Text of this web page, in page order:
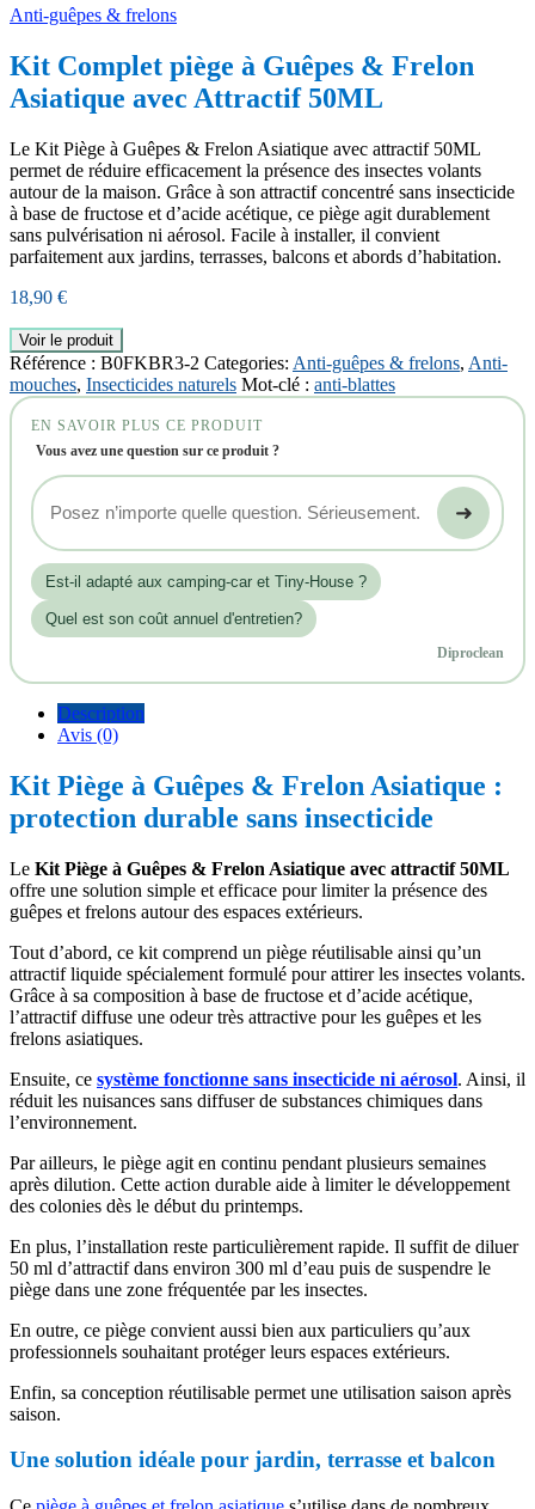
Anti-guêpes & frelons
Kit Complet piège à Guêpes & Frelon
Asiatique avec Attractif 50ML
Le Kit Piège à Guêpes & Frelon Asiatique avec attractif 50ML
permet de réduire efficacement la présence des insectes volants
autour de la maison. Grâce à son attractif concentré sans insecticide
à base de fructose et d’acide acétique, ce piège agit durablement
sans pulvérisation ni aérosol. Facile à installer, il convient
parfaitement aux jardins, terrasses, balcons et abords d’habitation.
18,90 €
Voir le produit
Référence : B0FKBR3-2 Categories: Anti-guêpes & frelons, Anti-
mouches, Insecticides naturels Mot-clé : anti-blattes
EN SAVOIR PLUS CE PRODUIT
Vous avez une question sur ce produit ?
➜
Est‑il adapté aux camping-car et Tiny-House ?
Quel est son coût annuel d'entretien?
Diproclean
Description
Avis (0)
Kit Piège à Guêpes & Frelon Asiatique :
protection durable sans insecticide
Le Kit Piège à Guêpes & Frelon Asiatique avec attractif 50ML
offre une solution simple et efficace pour limiter la présence des
guêpes et frelons autour des espaces extérieurs.
Tout d’abord, ce kit comprend un piège réutilisable ainsi qu’un
attractif liquide spécialement formulé pour attirer les insectes volants.
Grâce à sa composition à base de fructose et d’acide acétique,
l’attractif diffuse une odeur très attractive pour les guêpes et les
frelons asiatiques.
Ensuite, ce système fonctionne sans insecticide ni aérosol. Ainsi, il
réduit les nuisances sans diffuser de substances chimiques dans
l’environnement.
Par ailleurs, le piège agit en continu pendant plusieurs semaines
après dilution. Cette action durable aide à limiter le développement
des colonies dès le début du printemps.
En plus, l’installation reste particulièrement rapide. Il suffit de diluer
50 ml d’attractif dans environ 300 ml d’eau puis de suspendre le
piège dans une zone fréquentée par les insectes.
En outre, ce piège convient aussi bien aux particuliers qu’aux
professionnels souhaitant protéger leurs espaces extérieurs.
Enfin, sa conception réutilisable permet une utilisation saison après
saison.
Une solution idéale pour jardin, terrasse et balcon